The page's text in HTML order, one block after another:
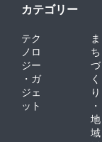
カテゴリー
テク
ノロ
ジー
・ガ
ジェ
ット
ま
ち
づ
く
り
・
地
域